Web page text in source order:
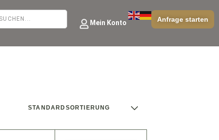
Mein Konto Anfrage starten
STANDARDSORTIERUNG